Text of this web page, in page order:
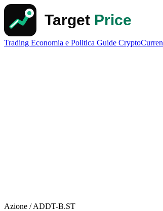
Trading Economia e Politica Guide
Azione / ADDT-B.ST